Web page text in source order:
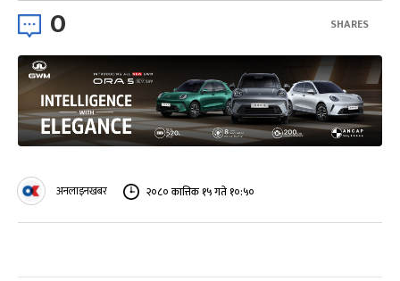
0 SHARES
अनलाइनखबर २०८० कात्तिक १५ गते १०:५०